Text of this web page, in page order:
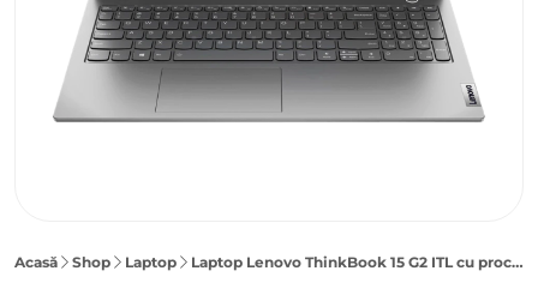
Acasă Shop Laptop Laptop Lenovo ThinkBook 15 G2 ITL cu procesor Intel Core i5-1135G7 pana la 4.20 GHz, 15.6″, FHD IPS, 8GB DDR4, 512GB SSD, Intel Iris Xe